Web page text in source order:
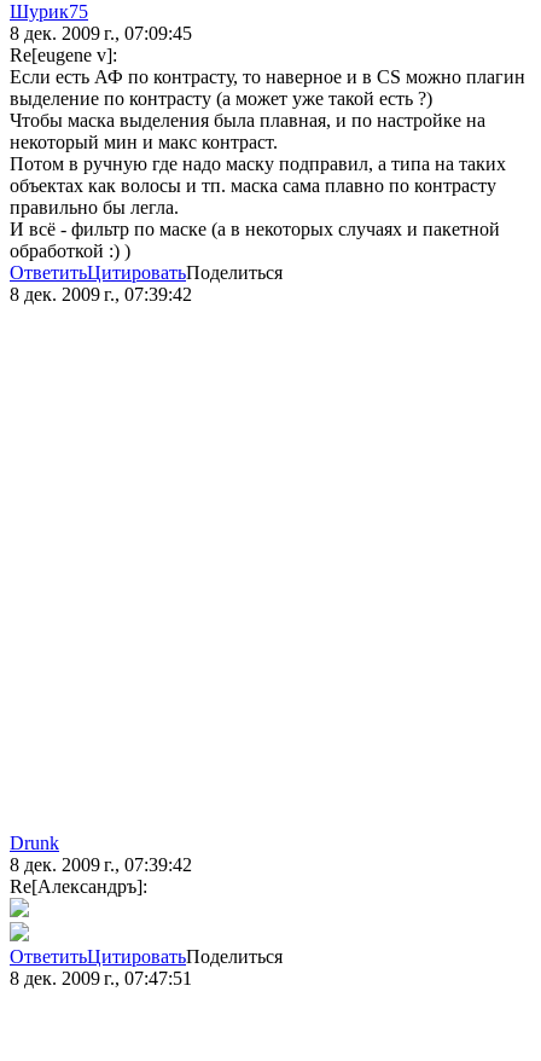
Шурик75
8 дек. 2009 г., 07:09:45
Re[eugene v]:
Если есть АФ по контрасту, то наверное и в CS можно плагин
выделение по контрасту (а может уже такой есть ?)
Чтобы маска выделения была плавная, и по настройке на
некоторый мин и макс контраст.
Потом в ручную где надо маску подправил, а типа на таких
объектах как волосы и тп. маска сама плавно по контрасту
правильно бы легла.
И всё - фильтр по маске (а в некоторых случаях и пакетной
обработкой :) )
ОтветитьЦитироватьПоделиться
8 дек. 2009 г., 07:39:42
Drunk
8 дек. 2009 г., 07:39:42
Re[Александръ]:
ОтветитьЦитироватьПоделиться
8 дек. 2009 г., 07:47:51